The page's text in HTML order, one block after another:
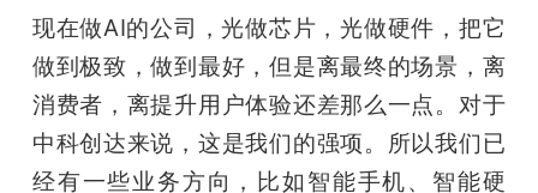
现在做AI的公司，光做芯片，光做硬件，把它
做到极致，做到最好，但是离最终的场景，离
消费者，离提升用户体验还差那么一点。对于
中科创达来说，这是我们的强项。所以我们已
经有一些业务方向，比如智能手机、智能硬